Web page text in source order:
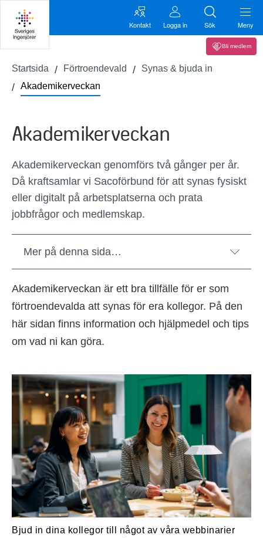
Kontakt Logga in Sök Meny
Bli medlem
Startsida Förtroendevald
Synas & bjuda in
Akademikerveckan
Akademikerveckan
Akademikerveckan genomförs två gånger per år.
Då kraftsamlar vi Sacoförbund för att synas fysiskt
eller digitalt på arbetsplatserna och prata
jobbfrågor och medlemskap.
Mer på denna sida…
Akademikerveckan är ett bra tillfälle för er som
förtroendevalda att synas för era kollegor. På den
här sidan finns information och hjälpmedel och tips
om vad ni kan göra.
Bjud in dina kollegor till något av våra webbinarier